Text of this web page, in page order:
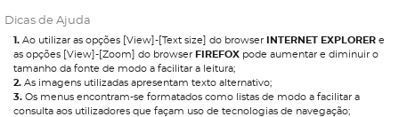
Dicas de Ajuda
1. Ao utilizar as opções [View]-[Text size] do browser INTERNET EXPLORER e
as opções [View]-[Zoom] do browser FIREFOX pode aumentar e diminuir o
tamanho da fonte de modo a facilitar a leitura;
2. As imagens utilizadas apresentam texto alternativo;
3. Os menus encontram-se formatados como listas de modo a facilitar a
consulta aos utilizadores que façam uso de tecnologias de navegação;